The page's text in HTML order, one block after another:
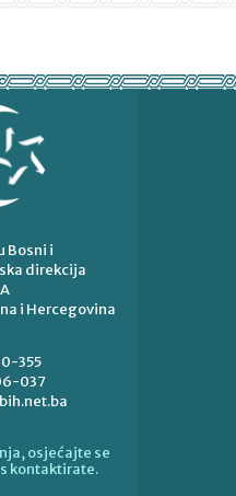
Bosni i
direkcija
i Hercegovina
355
037
osjećajte se
kontaktirate.